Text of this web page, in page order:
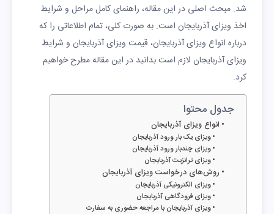
شد. مبحث اصلی در این مقاله، راهنمای کامل مراحل و شرایط
اخذ ویزای آذربایجان است. به صورت کلی، تمام اطلاعاتی را که
درباره انواع ویزای آذربایجان، قیمت ویزای آذربایجان و شرایط
ویزای آذربایجان لازم است بدانید در این مقاله مطرح خواهیم
کرد.
جدول محتوا
انواع ویزای آذربایجان
ویزای یک بار ورود آذربایجان
ویزای چندبار ورود آذربایجان
ویزای ترانزیت آذربایجان
روش‌های درخواست ویزای آذربایجان
ویزای الکترونیکی آذربایجان
ویزای فرودگاهی آذربایجان
ویزای آذربایجان با مراجعه حضوری به سفارت